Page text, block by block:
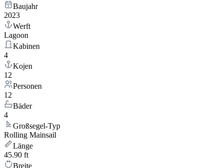
Baujahr
2023
Werft
Lagoon
Kabinen
4
Kojen
12
Personen
12
Bäder
4
Großsegel-Typ
Rolling Mainsail
Länge
45.90 ft
Breite